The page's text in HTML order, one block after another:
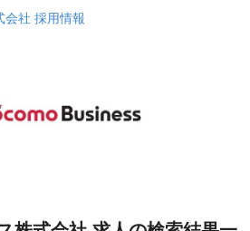
会社 採用情報